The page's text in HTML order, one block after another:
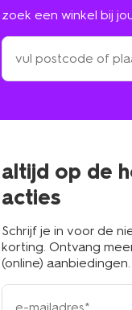
zoek een winkel bij
zoek
een
winkel
in
altijd op de
acties
Schrijf je in voor de
korting. Ontvang
(online)
e-
mailadres